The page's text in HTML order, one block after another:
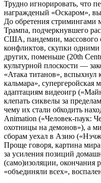
Трудно игнорировать, что
награжденый «Оскаром»,
До обретения стримингами
Трампа, подчеркнувшего
США, пандемии, массового
конфликтов, скупки
других, поменьше (20th
культурной плоскости —
«Атака титанов»,
кальмара», супергеройская
адаптациям видеоигр
клепать сиквелы за
чему их стали обходить
Animation («Человек-паук:
охотницы на демонов»), а
сборам уехал в Азию
Проще говоря, картина
за усиления позиций
(само)изоляции, окончания
«объединяли всех»,